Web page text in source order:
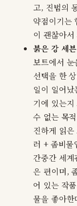
고, 진범의
약점이기는
이 괜찮아
붉은 강 세
보트에서
선택을 한
일이 일어
기에 있는
수 없는 목
진하게 읽
러 + 좀비물
간중간 세
은 편이며,
어 있는 작
물을 좋아